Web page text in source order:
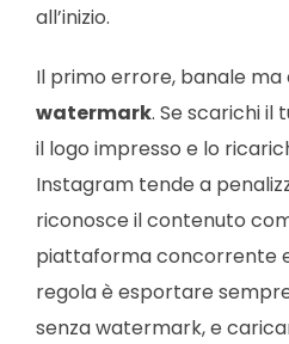
all’inizio.
Il primo errore, banale ma
watermark. Se scarichi il
il logo impresso e lo
Instagram tende a
riconosce il contenuto
piattaforma concorrente
regola è esportare
senza watermark, e